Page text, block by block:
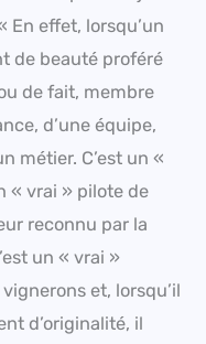
En effet, lorsqu’un
de beauté proféré
de fait, membre
d’une équipe,
métier. C’est un «
« vrai » pilote de
reconnu par la
un « vrai »
et, lorsqu’il
d’originalité, il